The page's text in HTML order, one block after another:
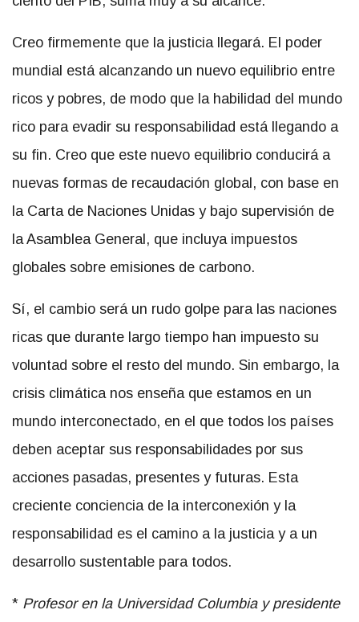
Creo firmemente que la justicia llegará. El poder
mundial está alcanzando un nuevo equilibrio entre
ricos y pobres, de modo que la habilidad del mundo
rico para evadir su responsabilidad está llegando a
su fin. Creo que este nuevo equilibrio conducirá a
nuevas formas de recaudación global, con base en
la Carta de Naciones Unidas y bajo supervisión de
la Asamblea General, que incluya impuestos
globales sobre emisiones de carbono.
Sí, el cambio será un rudo golpe para las naciones
ricas que durante largo tiempo han impuesto su
voluntad sobre el resto del mundo. Sin embargo, la
crisis climática nos enseña que estamos en un
mundo interconectado, en el que todos los países
deben aceptar sus responsabilidades por sus
acciones pasadas, presentes y futuras. Esta
creciente conciencia de la interconexión y la
responsabilidad es el camino a la justicia y a un
desarrollo sustentable para todos.
* Profesor en la Universidad Columbia y presidente